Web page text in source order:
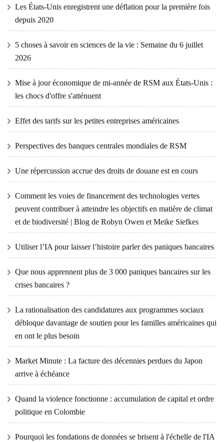
Les États-Unis enregistrent une déflation pour la première fois
depuis 2020
5 choses à savoir en sciences de la vie : Semaine du 6 juillet
2026
Mise à jour économique de mi-année de RSM aux États-Unis :
les chocs d'offre s'atténuent
Effet des tarifs sur les petites entreprises américaines
Perspectives des banques centrales mondiales de RSM
Une répercussion accrue des droits de douane est en cours
Comment les voies de financement des technologies vertes
peuvent contribuer à atteindre les objectifs en matière de climat
et de biodiversité | Blog de Robyn Owen et Meike Siefkes
Utiliser l’IA pour laisser l’histoire parler des paniques bancaires
Que nous apprennent plus de 3 000 paniques bancaires sur les
crises bancaires ?
La rationalisation des candidatures aux programmes sociaux
débloque davantage de soutien pour les familles américaines qui
en ont le plus besoin
Market Minute : La facture des décennies perdues du Japon
arrive à échéance
Quand la violence fonctionne : accumulation de capital et ordre
politique en Colombie
Pourquoi les fondations de données se brisent à l'échelle de l'IA